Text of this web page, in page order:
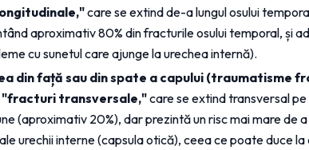
care se extind de-a lungul osului
aproximativ 80% din fracturile osului temporal, și
cu sunetul care ajunge la urechea internă).
din față sau din spate a capului (traumatisme
"fracturi transversale," care se extind transversal
(aproximativ 20%), dar prezintă un risc mai mare de
urechii interne (capsula otică), ceea ce poate duce